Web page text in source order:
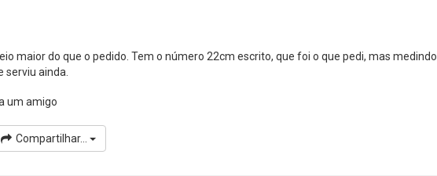
maior do que o pedido. Tem o número 22cm escrito, que foi o que pedi, mas medindo
ainda.
um amigo
Compartilhar...